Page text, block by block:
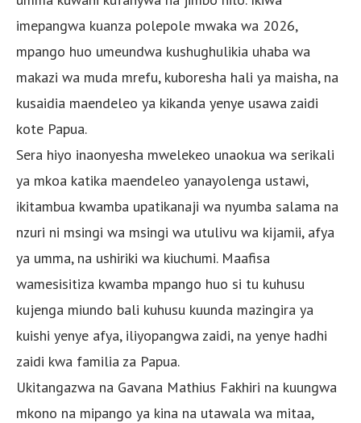
imepangwa kuanza polepole mwaka wa 2026,
mpango huo umeundwa kushughulikia uhaba wa
makazi wa muda mrefu, kuboresha hali ya maisha, na
kusaidia maendeleo ya kikanda yenye usawa zaidi
kote Papua.
Sera hiyo inaonyesha mwelekeo unaokua wa serikali
ya mkoa katika maendeleo yanayolenga ustawi,
ikitambua kwamba upatikanaji wa nyumba salama na
nzuri ni msingi wa msingi wa utulivu wa kijamii, afya
ya umma, na ushiriki wa kiuchumi. Maafisa
wamesisitiza kwamba mpango huo si tu kuhusu
kujenga miundo bali kuhusu kuunda mazingira ya
kuishi yenye afya, iliyopangwa zaidi, na yenye hadhi
zaidi kwa familia za Papua.
Ukitangazwa na Gavana Mathius Fakhiri na kuungwa
mkono na mipango ya kina na utawala wa mitaa,